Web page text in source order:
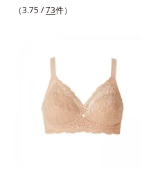
どのやさしさで、美しいラインへ。
を使用し、しなやかでやわらかな肌
触り。広い面で体の凹凸をなめらか
に整え、大人のボディを美しいシル
エットへと導きます。美しいバスト
ラインへノンワイヤーでやさしく美
胸をメイクするブラです。幅広のス
（3.75 /73件）